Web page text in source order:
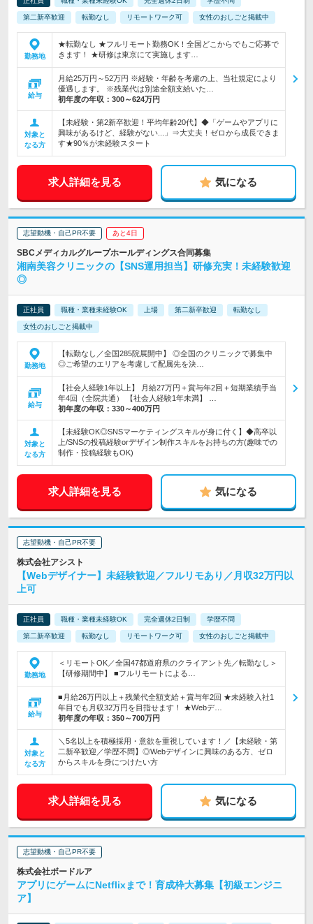
第二新卒歓迎 転勤なし リモートワーク可 女性のおしごと掲載中
勤務地
★転勤なし ★フルリモート勤務OK！全国どこからでもご応募で
きます！ ★研修は東京にて実施します…
給与
月給25万円～52万円 ※経験・年齢を考慮の上、当社規定により
優遇します。 ※残業代は別途全額支給いた…
初年度の年収： 300～624万円
対象と
なる方
【未経験・第2新卒歓迎！平均年齢20代】◆「ゲームやアプリに
興味があるけど、経験がない...」⇒大丈夫！ゼロから成長できま
す★90％が未経験スタート
求人詳細を見る 気になる
志望動機・自己PR不要 あと4日
SBCメディカルグループホールディングス合同募集
湘南美容クリニックの【SNS運用担当】研修充実！未経験歓迎
◎
正社員 職種・業種未経験OK 上場 第二新卒歓迎 転勤なし
女性のおしごと掲載中
勤務地
【転勤なし／全国285院展開中】 ◎全国のクリニックで募集中
◎ご希望のエリアを考慮して配属先を決…
給与
【社会人経験1年以上】 月給27万円＋賞与年2回＋短期業績手当
年4回（全院共通） 【社会人経験1年未満】 …
初年度の年収： 330～400万円
対象と
なる方
【未経験OK◎SNSマーケティングスキルが身に付く】◆高卒以
上/SNSの投稿経験orデザイン制作スキルをお持ちの方(趣味での
制作・投稿経験もOK)
求人詳細を見る 気になる
志望動機・自己PR不要
株式会社アシスト
【Webデザイナー】未経験歓迎／フルリモあり／月収32万円以
上可
正社員 職種・業種未経験OK 完全週休2日制 学歴不問
第二新卒歓迎 転勤なし リモートワーク可 女性のおしごと掲載中
勤務地
＜リモートOK／全国47都道府県のクライアント先／転勤なし＞
【研修期間中】 ■フルリモートによる…
給与
■月給26万円以上＋残業代全額支給＋賞与年2回 ★未経験入社1
年目でも月収32万円を目指せます！ ★Webデ…
初年度の年収： 350～700万円
対象と
なる方
＼5名以上を積極採用・意欲を重視しています！／【未経験・第
二新卒歓迎／学歴不問】◎Webデザインに興味のある方、ゼロ
からスキルを身につけたい方
求人詳細を見る 気になる
志望動機・自己PR不要
株式会社ボードルア
アプリにゲームにNetflixまで！育成枠大募集【初級エンジニ
ア】